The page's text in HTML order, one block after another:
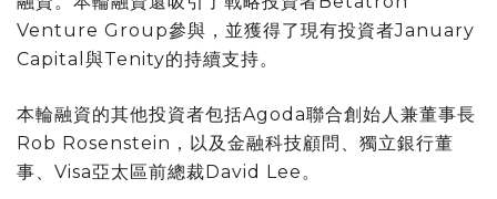
Venture Group參與，並獲得了現有投資者January
Capital與Tenity的持續支持。
本輪融資的其他投資者包括Agoda聯合創始人兼董事長
Rob Rosenstein，以及金融科技顧問、獨立銀行董
事、Visa亞太區前總裁David Lee。